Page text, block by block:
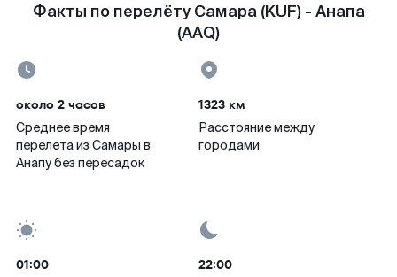
Факты по перелёту Самара (KUF) - Анапа
(AAQ)
около 2 часов
Среднее время
перелета из Самары в
Анапу без пересадок
1323 км
Расстояние между
городами
01:00 22:00